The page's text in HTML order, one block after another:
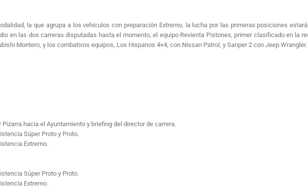
la que agrupa a los vehículos con preparación Extremo, la lucha por las primeras posiciones
en las dos carreras disputadas hasta el momento, el equipo Revienta Pistones, primer clasificado en la
Montero, y los combativos equipos, Los Hispanos 4×4, con Nissan Patrol, y Sanper 2 con Jeep Wrangler.
Pizarra hacia el Ayuntamiento y briefing del director de carrera.
Súper Proto y Proto.
Extremo.
Súper Proto y Proto.
Extremo.